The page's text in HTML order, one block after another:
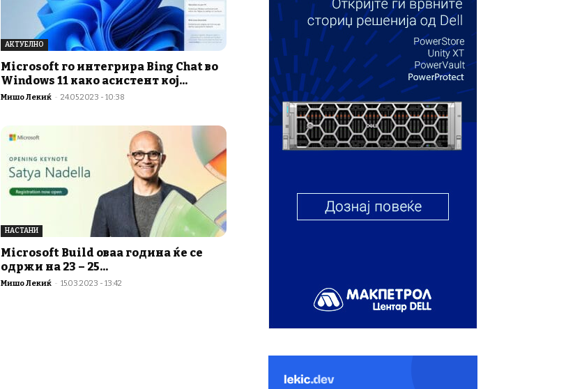
АКТУЕЛНО
Microsoft го интегрира Bing Chat во
Windows 11 како асистент кој...
Мишо Лекиќ - 24.05.2023 - 10:38
НАСТАНИ
Microsoft Build оваа година ќе се
одржи на 23 – 25...
Мишо Лекиќ - 15.03.2023 - 13:42